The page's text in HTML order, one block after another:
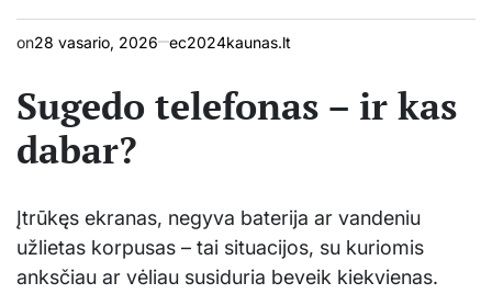
on28 vasario, 2026 ec2024kaunas.lt
Sugedo telefonas – ir kas
dabar?
Įtrūkęs ekranas, negyva baterija ar vandeniu
užlietas korpusas – tai situacijos, su kuriomis
anksčiau ar vėliau susiduria beveik kiekvienas.